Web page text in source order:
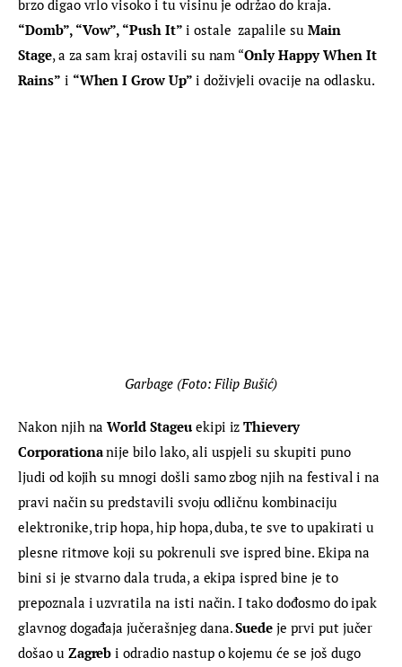
brzo digao vrlo visoko i tu visinu je održao do kraja.
“Domb”, “Vow”, “Push It” i ostale  zapalile su Main
Stage, a za sam kraj ostavili su nam “Only Happy When It
Rains” i “When I Grow Up” i doživjeli ovacije na odlasku.
Garbage (Foto: Filip Bušić)
Nakon njih na World Stageu ekipi iz Thievery
Corporationa nije bilo lako, ali uspjeli su skupiti puno
ljudi od kojih su mnogi došli samo zbog njih na festival i na
pravi način su predstavili svoju odličnu kombinaciju
elektronike, trip hopa, hip hopa, duba, te sve to upakirati u
plesne ritmove koji su pokrenuli sve ispred bine. Ekipa na
bini si je stvarno dala truda, a ekipa ispred bine je to
prepoznala i uzvratila na isti način. I tako dođosmo do ipak
glavnog događaja jučerašnjeg dana. Suede je prvi put jučer
došao u Zagreb i odradio nastup o kojemu će se još dugo